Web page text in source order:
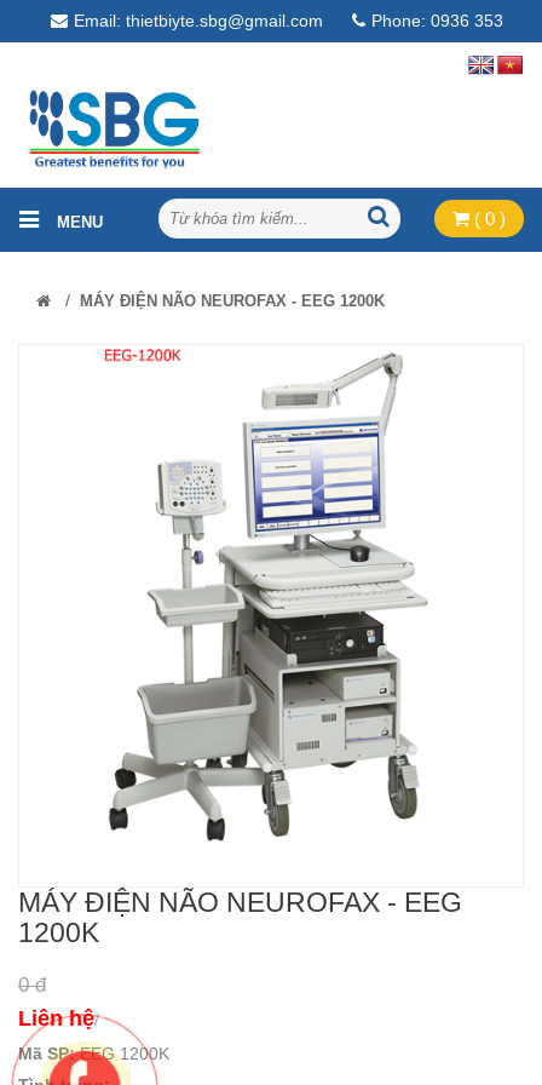
Email: thietbiyte.sbg@gmail.com Phone: 0936 353
( 0 )
/ MÁY ĐIỆN NÃO NEUROFAX - EEG 1200K
MÁY ĐIỆN NÃO NEUROFAX - EEG
1200K
0 đ
Liên hệ/
Mã SP:EEG 1200K